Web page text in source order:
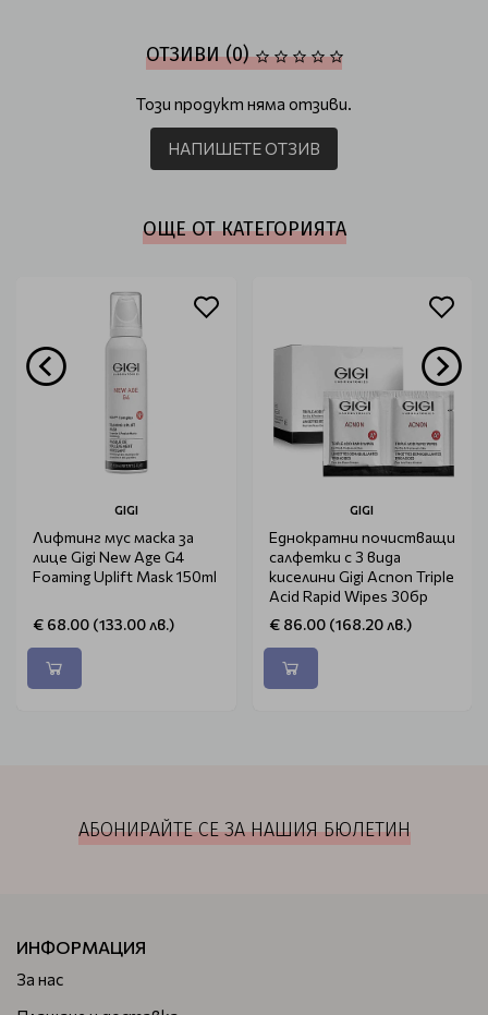
ОТЗИВИ (0)
Този продукт няма отзиви.
НАПИШЕТЕ ОТЗИВ
ОЩЕ ОТ КАТЕГОРИЯТА
GIGI
Лифтинг мус маска за
лице Gigi New Age G4
Foaming Uplift Mask 150ml
€ 68.00 (133.00 лв.)
GIGI
Еднократни почистващи
салфетки с 3 вида
киселини Gigi Acnon Triple
Acid Rapid Wipes 30бр
€ 86.00 (168.20 лв.)
АБОНИРАЙТЕ СЕ ЗА НАШИЯ БЮЛЕТИН
ИНФОРМАЦИЯ
За нас